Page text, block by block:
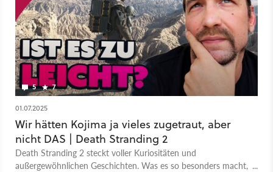
5 7
01.07.2025
Wir hätten Kojima ja vieles zugetraut, aber
nicht DAS | Death Stranding 2
Death Stranding 2 steckt voller Kuriositäten und
außergewöhnlichen Geschichten. Was es so besonders macht,